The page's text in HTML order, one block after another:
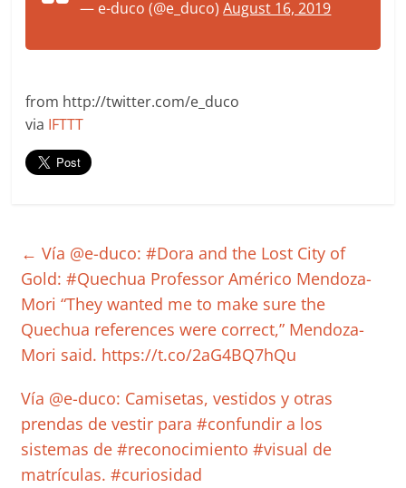
— e-duco (@e_duco)August 16, 2019
from http://twitter.com/e_duco
via IFTTT
← Vía @e-duco: #Dora and the Lost City of
Gold: #Quechua Professor Américo Mendoza-
Mori “They wanted me to make sure the
Quechua references were correct,” Mendoza-
Mori said. https://t.co/2aG4BQ7hQu
Vía @e-duco: Camisetas, vestidos y otras
prendas de vestir para #confundir a los
sistemas de #reconocimiento #visual de
matrículas. #curiosidad